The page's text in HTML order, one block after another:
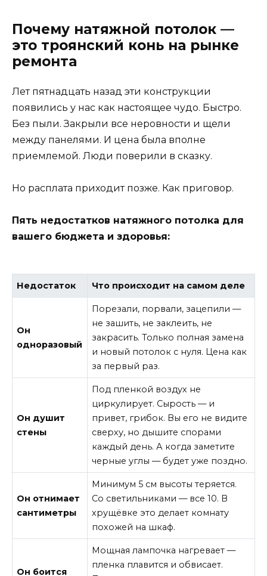
Почему натяжной потолок —
это троянский конь на рынке
ремонта
Лет пятнадцать назад эти конструкции
появились у нас как настоящее чудо. Быстро.
Без пыли. Закрыли все неровности и щели
между панелями. И цена была вполне
приемлемой. Люди поверили в сказку.
Но расплата приходит позже. Как приговор.
Пять недостатков натяжного потолка для
вашего бюджета и здоровья:
Недостаток Что происходит на самом деле
Он
одноразовый
Порезали, порвали, зацепили —
не зашить, не заклеить, не
закрасить. Только полная замена
и новый потолок с нуля. Цена как
за первый раз.
Он душит
стены
Под пленкой воздух не
циркулирует. Сырость — и
привет, грибок. Вы его не видите
сверху, но дышите спорами
каждый день. А когда заметите
черные углы — будет уже поздно.
Он отнимает
сантиметры
Минимум 5 см высоты теряется.
Со светильниками — все 10. В
хрущёвке это делает комнату
похожей на шкаф.
Он боится
Мощная лампочка нагревает —
пленка плавится и обвисает.